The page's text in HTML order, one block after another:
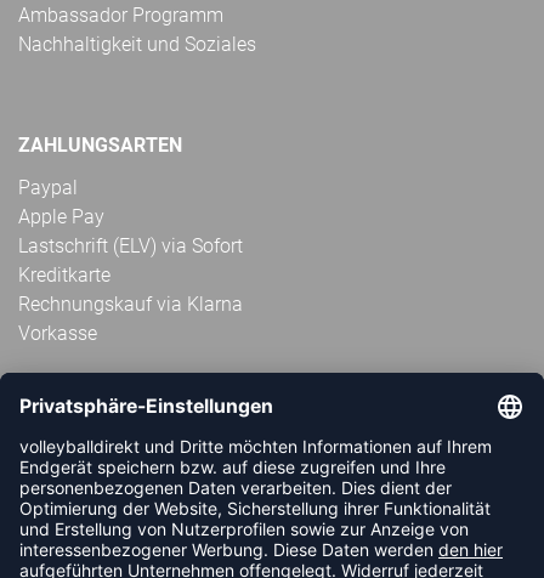
Ambassador Programm
Nachhaltigkeit und Soziales
ZAHLUNGSARTEN
Paypal
Apple Pay
Lastschrift (ELV) via Sofort
Kreditkarte
Rechnungskauf via Klarna
Vorkasse
ABONNIERE JETZT DEN KOSTENLOSEN
VOLLEYBALLDIREKT-NEWSLETTER UND VERPASSE KEINE
NEUIGKEIT ODER AKTION MEHR.
JETZT ANMELDEN